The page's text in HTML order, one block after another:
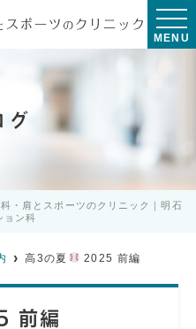
MENU
グ
・肩とスポーツのクリニック｜明石
ョン科
高3の夏 2025 前編
前編